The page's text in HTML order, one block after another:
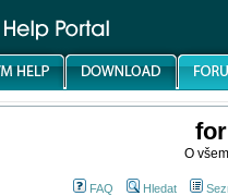
O
FAQ Hledat